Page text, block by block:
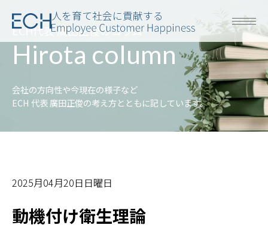
人を育て社会に貢献する
ECH代表 廣田正俊のコラム
Hirota column
会社の方向性や今現在の様子など
ECH 代表 廣田正俊の考え方とともに記しています。
2025月04月20日日曜日
動機付け衛生理論